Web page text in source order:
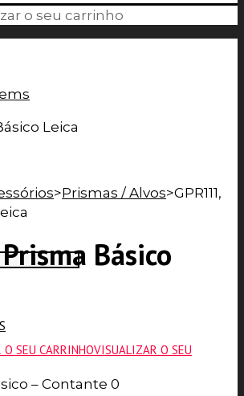
o seu carrinho
SEU CARRINHOVISUALIZAR O SEU
Leica
>Prismas / Alvos>GPR111,
Básico
– Contante 0